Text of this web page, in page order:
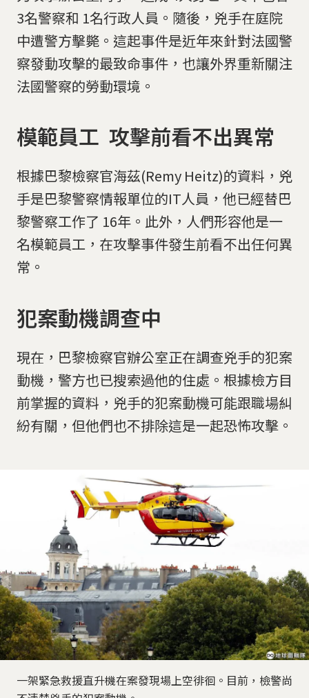
3名警察和 1名行政人員。隨後，兇手在庭院
中遭警方擊斃。這起事件是近年來針對法國警
察發動攻擊的最致命事件，也讓外界重新關注
法國警察的勞動環境。
模範員工 攻擊前看不出異常
根據巴黎檢察官海茲(Remy Heitz)的資料，兇
手是巴黎警察情報單位的IT人員，他已經替巴
黎警察工作了 16年。此外，人們形容他是一
名模範員工，在攻擊事件發生前看不出任何異
常。
犯案動機調查中
現在，巴黎檢察官辦公室正在調查兇手的犯案
動機，警方也已搜索過他的住處。根據檢方目
前掌握的資料，兇手的犯案動機可能跟職場糾
紛有關，但他們也不排除這是一起恐怖攻擊。
一架緊急救援直升機在案發現場上空徘徊。目前，檢警尚